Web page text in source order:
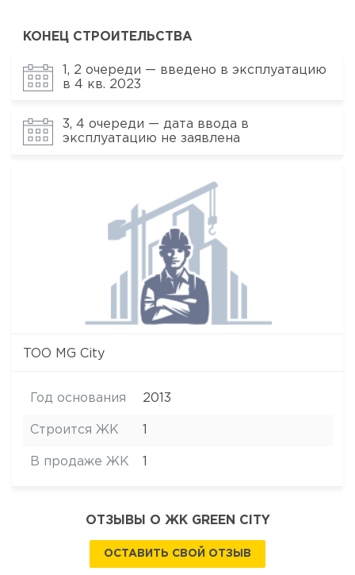
КОНЕЦ СТРОИТЕЛЬСТВА
1, 2 очереди — введено в эксплуатацию
в 4 кв. 2023
3, 4 очереди — дата ввода в
эксплуатацию не заявлена
ТОО MG City
Год основания 2013
Строится ЖК 1
В продаже ЖК 1
ОТЗЫВЫ О ЖК GREEN CITY
ОСТАВИТЬ СВОЙ ОТЗЫВ